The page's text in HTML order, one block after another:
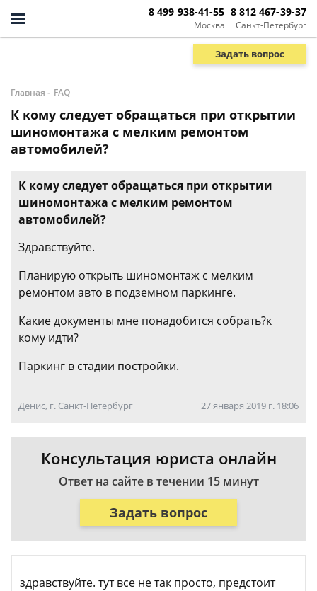
Москва
8 499 938-41-55
Санкт-Петербург
8 812 467-39-37
Задать вопрос
Главная - FAQ
К кому следует обращаться при открытии
шиномонтажа с мелким ремонтом
автомобилей?
К кому следует обращаться при открытии
шиномонтажа с мелким ремонтом
автомобилей?
Здравствуйте.
Планирую открыть шиномонтаж с мелким
ремонтом авто в подземном паркинге.
Какие документы мне понадобится собрать?к
кому идти?
Паркинг в стадии постройки.
Денис, г. Санкт-Петербург 27 января 2019 г. 18:06
Консультация юриста онлайн
Ответ на сайте в течении 15 минут
Задать вопрос
здравствуйте. тут все не так просто, предстоит